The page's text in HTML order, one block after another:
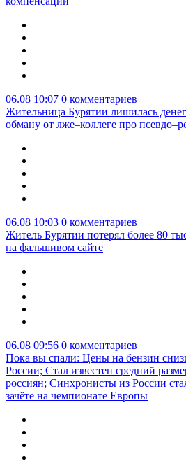
06.08 10:07 0 комментариев
Жительница Бурятии лишилась
обману от лже–коллеге про
06.08 10:03 0 комментариев
Житель Бурятии потерял более 80
на фальшивом сайте
06.08 09:56 0 комментариев
Пока вы спали: Цены на бензин
России; Стал известен средний
россиян; Синхронисты из России
зачёте на чемпионате Европы